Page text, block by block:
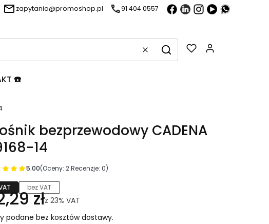
zapytania@promoshop.pl 91 404 0557
WyczyśćSzukaj
☎️
bezprzewodowy CADENA
14
5.00(Oceny: 2 Recenzje: 0)
bez VAT
złz 23% VAT
podane bez kosztów dostawy.